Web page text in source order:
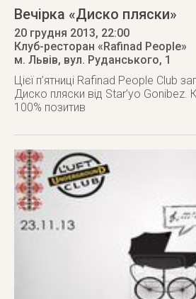
Вечірка «Диско пляски»
20 грудня 2013, 22:00
Клуб-ресторан «Rafinad People»
м. Львів, вул. Руданського, 1
Цієї п’ятниці Rafinad People Club
Диско пляски від Star’yo Gonibez.
100% позитив